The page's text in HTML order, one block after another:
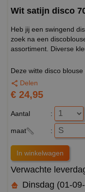
Wit satijn disco
Heb jij een swingend
zoek na een
assortiment. Diverse
Deze witte disco
Delen
€ 24,95
Aantal :
maat :
Verwachte
Dinsdag (01-